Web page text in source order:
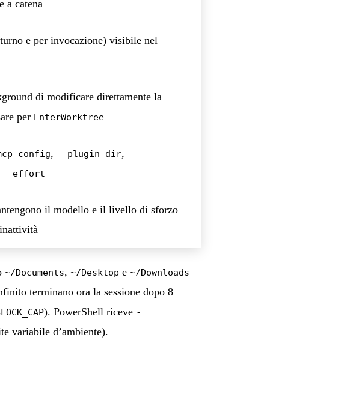
a catena
e per invocazione) visibile nel
di modificare direttamente la
per EnterWorktree
config, --plugin-dir, --
--effort
il modello e il livello di sforzo
~/Documents, ~/Desktop e ~/Downloads
terminano ora la sessione dopo 8
). PowerShell riceve -
variabile d’ambiente).